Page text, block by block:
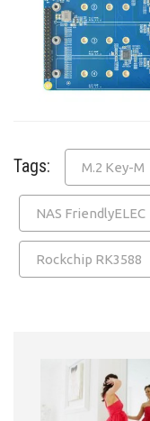
Tags: M.2 Key-M
NAS FriendlyELEC
Rockchip RK3588